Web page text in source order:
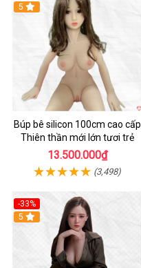
5
Búp bê silicon 100cm cao cấp
Thiên thần mới lớn tươi trẻ
13.500.000₫
(3,498)
-33%
5